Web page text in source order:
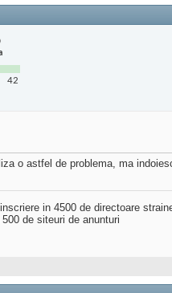
42
o astfel de problema, ma
in 4500 de directoare
de siteuri de anunturi